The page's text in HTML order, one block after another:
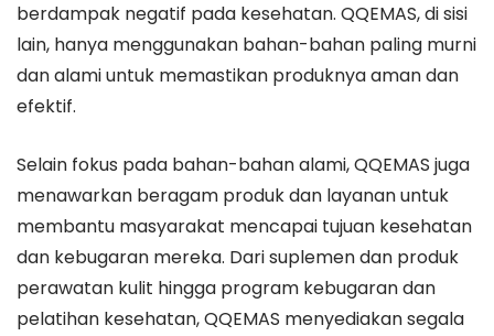
berdampak negatif pada kesehatan. QQEMAS, di sisi
lain, hanya menggunakan bahan-bahan paling murni
dan alami untuk memastikan produknya aman dan
efektif.
Selain fokus pada bahan-bahan alami, QQEMAS juga
menawarkan beragam produk dan layanan untuk
membantu masyarakat mencapai tujuan kesehatan
dan kebugaran mereka. Dari suplemen dan produk
perawatan kulit hingga program kebugaran dan
pelatihan kesehatan, QQEMAS menyediakan segala